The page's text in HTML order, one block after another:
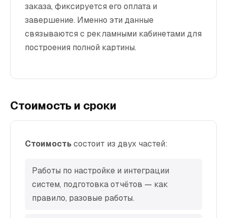
заказа, фиксируется его оплата и
завершение. Именно эти данные
связываются с рекламными кабинетами для
построения полной картины.
Стоимость и сроки
Стоимостьсостоит из двух частей:
Работы по настройке и интеграции
систем, подготовка отчётов — как
правило, разовые работы.